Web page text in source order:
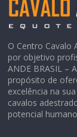
O Centro Cavalo
por objetivo
ANDE BRASIL –
propósito de
excelência na
cavalos
potencial